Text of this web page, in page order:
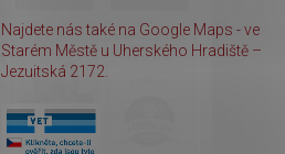
Najdete nás také na Google Maps - ve
Starém Městě u Uherského Hradiště –
Jezuitská 2172.